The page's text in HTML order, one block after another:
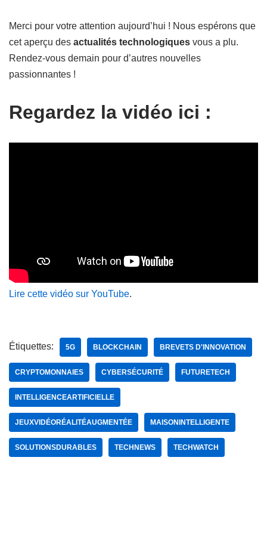
Merci pour votre attention aujourd’hui ! Nous espérons que
cet aperçu des actualités technologiques vous a plu.
Rendez-vous demain pour d’autres nouvelles
passionnantes !
Regardez la vidéo ici :
Lire cette vidéo sur YouTube.
Étiquettes: 5G BLOCKCHAIN BREVETS D'INNOVATION
CRYPTOMONNAIES CYBERSÉCURITÉ FUTURETECH
INTELLIGENCEARTIFICIELLE
JEUXVIDÉORÉALITÉAUGMENTÉE MAISONINTELLIGENTE
SOLUTIONSDURABLES TECHNEWS TECHWATCH